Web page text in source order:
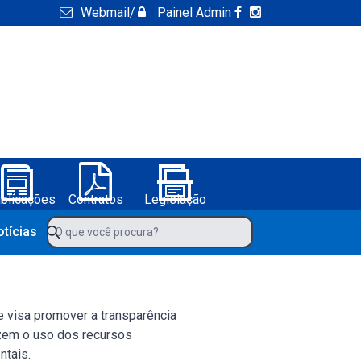
Webmail/ Painel Admin
Contratos
Legislação
de Boa Vista do Tupim-BA
O que você procura?
visa promover a transparência
o uso dos recursos